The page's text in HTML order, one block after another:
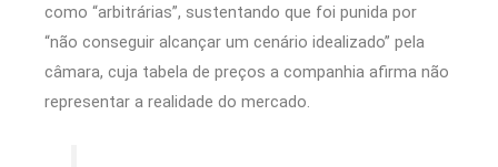
como “arbitrárias”, sustentando que foi punida por
“não conseguir alcançar um cenário idealizado” pela
câmara, cuja tabela de preços a companhia afirma não
representar a realidade do mercado.